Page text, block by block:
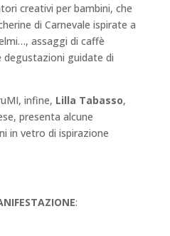
creativi per bambini, che
di Carnevale ispirate a
assaggi di caffè
guidate di
infine, Lilla Tabasso,
presenta alcune
in vetro di ispirazione
: